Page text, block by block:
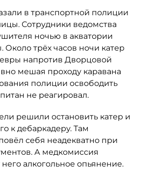
в транспортной полиции
Сотрудники ведомства
ночью в акватории
трёх часов ночи катер
напротив Дворцовой
мешая проходу каравана
полиции освободить
не реагировал.
решили остановить катер и
к дебаркадеру. Там
себя неадекватно при
А медкомиссия
алкогольное опьянение.